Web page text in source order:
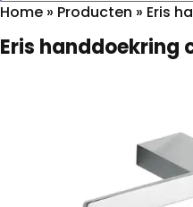
Home » Producten » Eris
Eris handdoekring